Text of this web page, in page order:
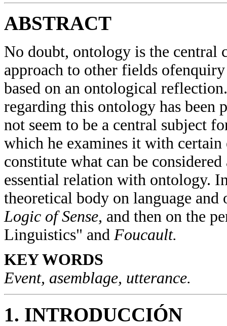
ABSTRACT
No doubt, ontology is the central
approach to other fields
based on an ontological
regarding this ontology has been
not seem to be a central subject
which he examines it with
constitute what can be
essential relation with ontology.
theoretical body on language
Logic of Sense, and then on the
Linguistics" and Foucault.
KEY WORDS
Event, asemblage, utterance.
1. INTRODUCCIÓN